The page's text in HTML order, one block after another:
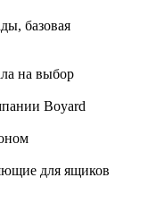
базовая
на выбор
Boyard
для ящиков